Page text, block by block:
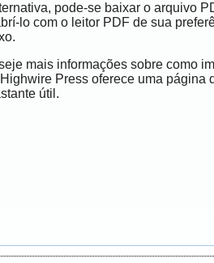
pode-se baixar o arquivo
lo com o leitor PDF de sua
mais informações sobre como
Press oferece uma página
útil.